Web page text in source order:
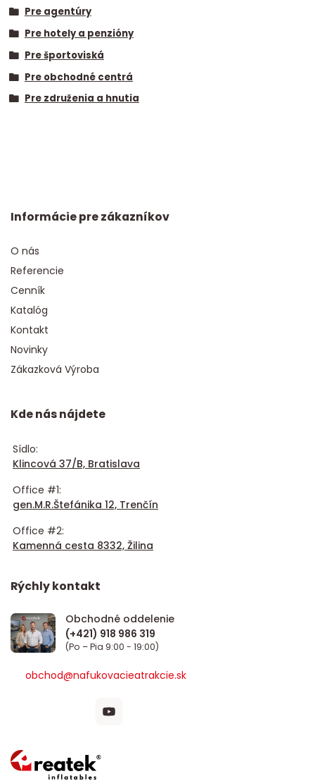
Pre agentúry
Pre hotely a penzióny
Pre športoviská
Pre obchodné centrá
Pre združenia a hnutia
Informácie pre zákazníkov
O nás
Referencie
Cenník
Katalóg
Kontakt
Novinky
Zákazková Výroba
Kde nás nájdete
Sídlo:
Klincová 37/B, Bratislava
Office #1:
gen.M.R.Štefánika 12, Trenčín
Office #2:
Kamenná cesta 8332, Žilina
Rýchly kontakt
Obchodné oddelenie
(Po – Pia 9:00 - 19:00)
obchod@nafukovacieatrakcie.sk